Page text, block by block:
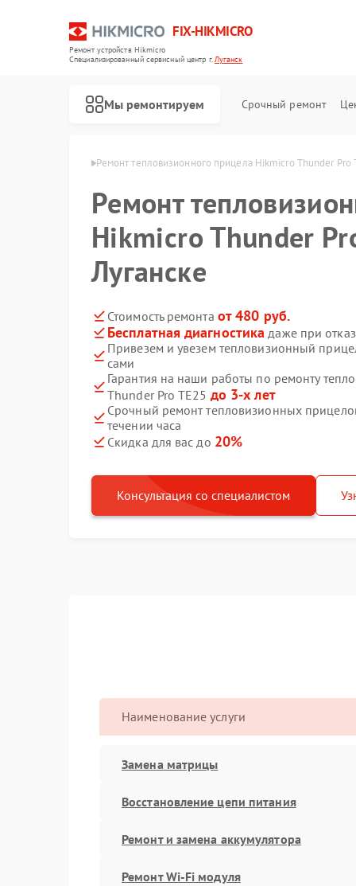
FIX-HIKMICRO
Ремонт устройств Hikmicro
Специализированный cервисный центр г.Луганск
Мы ремонтируем Срочный ремонт
Ремонт тепловизионного прицела Hikmicro Thunder Pro
Ремонт
Hikmicro Thunder
Луганске
Стоимость ремонта от 480 руб.
Бесплатная диагностика даже при
Привезем и увезем тепловизионный
сами
Гарантия на наши работы по ремонту
Thunder Pro TE25 до 3-х лет
Срочный ремонт тепловизионных
течении часа
Скидка для вас до 20%
Консультация со специалистом
Наименование услуги
Замена матрицы
Восстановление цепи питания
Ремонт и замена аккумулятора
Ремонт Wi-Fi модуля